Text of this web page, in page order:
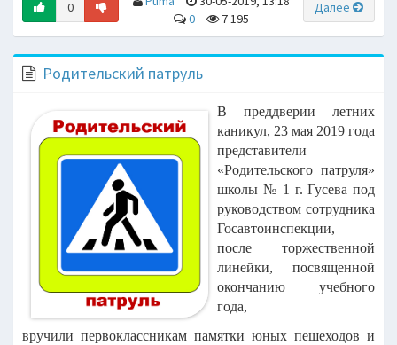
0 Далее
0
7 195
Родительский патруль
В преддверии летних
каникул, 23 мая 2019 года
представители
«Родительского патруля»
школы № 1 г. Гусева под
руководством сотрудника
Госавтоинспекции,
после торжественной
линейки, посвященной
окончанию учебного
года,
вручили первоклассникам памятки юных пешеходов и